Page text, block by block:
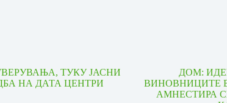
ТУКУ ЈАСНИ
НА ДАТА ЦЕНТРИ
ДОМ:
ВИНОВНИЦИТЕ
АМНЕСТИРА